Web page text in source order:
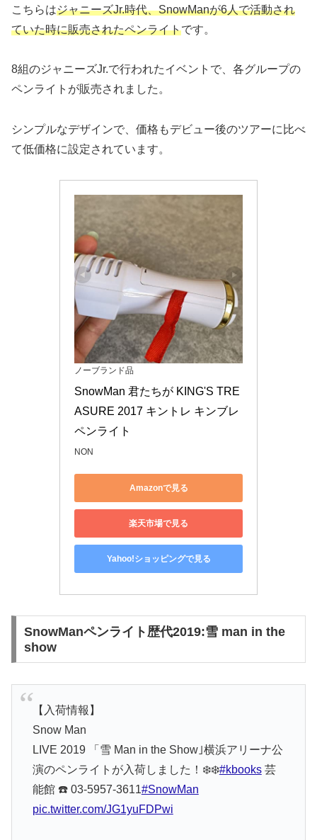
こちらはジャニーズJr.時代、SnowManが6人で活動され
ていた時に販売されたペンライトです。
8組のジャニーズJr.で行われたイベントで、各グループの
ペンライトが販売されました。
シンプルなデザインで、価格もデビュー後のツアーに比べ
て低価格に設定されています。
ノーブランド品
SnowMan 君たちが KING'S TRE
ASURE 2017 キントレ キンブレ
ペンライト
NON
Amazonで見る
楽天市場で見る
Yahoo!ショッピングで見る
SnowManペンライト歴代2019:雪 man in the
show
【入荷情報】
Snow Man
LIVE 2019 「雪 Man in the Show｣横浜アリーナ公
演のペンライトが入荷しました！❄️❄️#kbooks芸
能館 ☎️ 03-5957-3611#SnowMan
pic.twitter.com/JG1yuFDPwi